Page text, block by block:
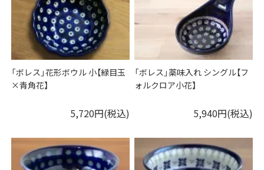
「ボレス」花形ボウル 小【緑目玉
×青角花】
5,720円(税込)
「ボレス」薬味入れ シングル【フ
ォルクロア小花】
5,940円(税込)